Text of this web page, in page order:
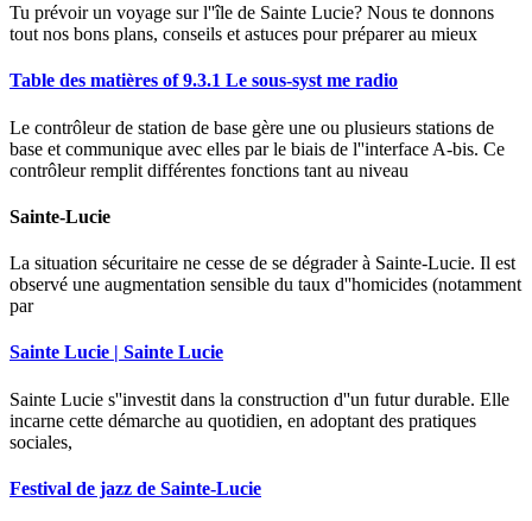
Tu prévoir un voyage sur l''île de Sainte Lucie? Nous te donnons
tout nos bons plans, conseils et astuces pour préparer au mieux
Table des matières of 9.3.1 Le sous-syst me radio
Le contrôleur de station de base gère une ou plusieurs stations de
base et communique avec elles par le biais de l''interface A-bis. Ce
contrôleur remplit différentes fonctions tant au niveau
Sainte-Lucie
La situation sécuritaire ne cesse de se dégrader à Sainte-Lucie. Il est
observé une augmentation sensible du taux d''homicides (notamment
par
Sainte Lucie | Sainte Lucie
Sainte Lucie s''investit dans la construction d''un futur durable. Elle
incarne cette démarche au quotidien, en adoptant des pratiques
sociales,
Festival de jazz de Sainte-Lucie